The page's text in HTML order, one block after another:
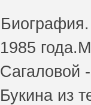
1985
Сагаловой
Букина из